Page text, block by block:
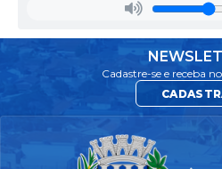
O
AM
NTE
O
Cadastre-se e receba